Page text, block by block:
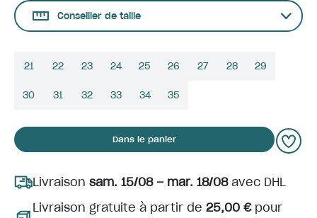
Conseiller de taille
21 22 23 24 25 26 27 28 29
30 31 32 33 34 35
Dans le panier
Livraison sam. 15/08 – mar. 18/08avec DHL
Livraison gratuite à partir de 25,00 €pour